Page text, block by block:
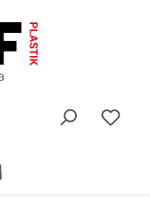
Warenkorb enthält